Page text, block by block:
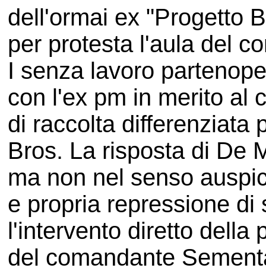
dell'ormai ex "Progetto
per protesta l'aula del
I senza lavoro
con l'ex pm in merito al
di raccolta differenziata
Bros. La risposta di De
ma non nel senso
e propria repressione di
l'intervento diretto della
del comandante